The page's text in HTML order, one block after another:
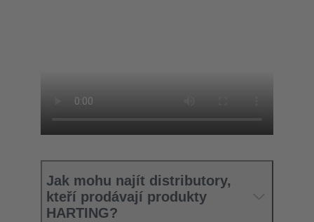
Jak mohu najít distributory,
kteří prodávají produkty
HARTING?